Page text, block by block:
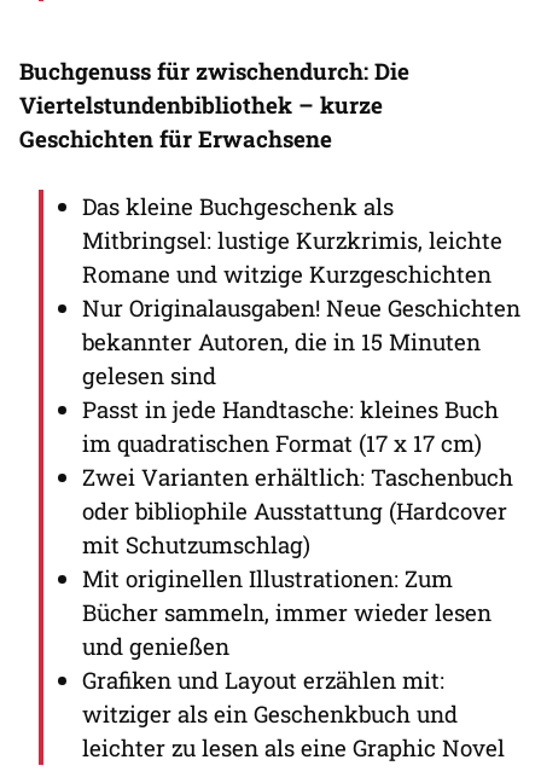
Buchgenuss für zwischendurch: Die
Viertelstundenbibliothek – kurze
Geschichten für Erwachsene
Das kleine Buchgeschenk als
Mitbringsel: lustige Kurzkrimis, leichte
Romane und witzige Kurzgeschichten
Nur Originalausgaben! Neue Geschichten
bekannter Autoren, die in 15 Minuten
gelesen sind
Passt in jede Handtasche: kleines Buch
im quadratischen Format (17 x 17 cm)
Zwei Varianten erhältlich: Taschenbuch
oder bibliophile Ausstattung (Hardcover
mit Schutzumschlag)
Mit originellen Illustrationen: Zum
Bücher sammeln, immer wieder lesen
und genießen
Grafiken und Layout erzählen mit:
witziger als ein Geschenkbuch und
leichter zu lesen als eine Graphic Novel